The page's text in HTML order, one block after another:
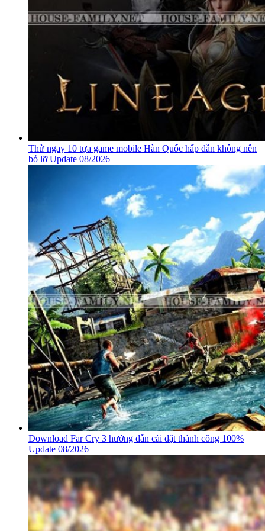
Thử ngay 10 tựa game mobile Hàn Quốc hấp dẫn không nên
bỏ lỡ Update 08/2026
Download Far Cry 3 hướng dẫn cài đặt thành công 100%
Update 08/2026